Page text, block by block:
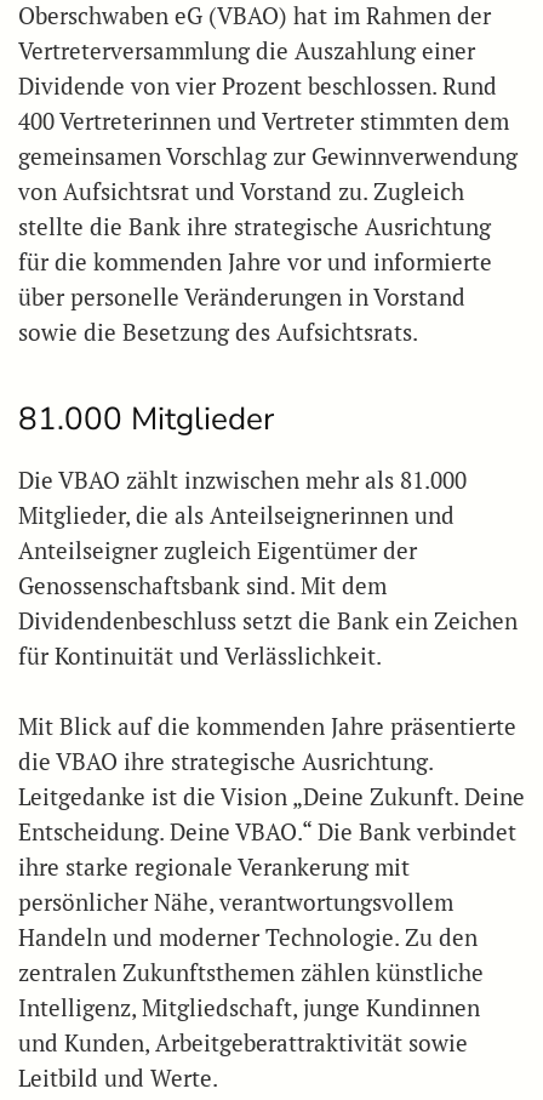
Oberschwaben eG (VBAO) hat im Rahmen der
Vertreterversammlung die Auszahlung einer
Dividende von vier Prozent beschlossen. Rund
400 Vertreterinnen und Vertreter stimmten dem
gemeinsamen Vorschlag zur Gewinnverwendung
von Aufsichtsrat und Vorstand zu. Zugleich
stellte die Bank ihre strategische Ausrichtung
für die kommenden Jahre vor und informierte
über personelle Veränderungen in Vorstand
sowie die Besetzung des Aufsichtsrats.
81.000 Mitglieder
Die VBAO zählt inzwischen mehr als 81.000
Mitglieder, die als Anteilseignerinnen und
Anteilseigner zugleich Eigentümer der
Genossenschaftsbank sind. Mit dem
Dividendenbeschluss setzt die Bank ein Zeichen
für Kontinuität und Verlässlichkeit.
Mit Blick auf die kommenden Jahre präsentierte
die VBAO ihre strategische Ausrichtung.
Leitgedanke ist die Vision „Deine Zukunft. Deine
Entscheidung. Deine VBAO.“ Die Bank verbindet
ihre starke regionale Verankerung mit
persönlicher Nähe, verantwortungsvollem
Handeln und moderner Technologie. Zu den
zentralen Zukunftsthemen zählen künstliche
Intelligenz, Mitgliedschaft, junge Kundinnen
und Kunden, Arbeitgeberattraktivität sowie
Leitbild und Werte.